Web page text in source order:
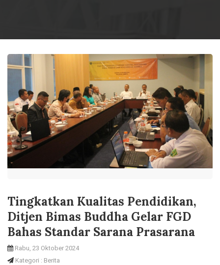
Tingkatkan Kualitas Pendidikan,
Ditjen Bimas Buddha Gelar FGD
Bahas Standar Sarana Prasarana
Rabu, 23 Oktober 2024
Kategori : Berita